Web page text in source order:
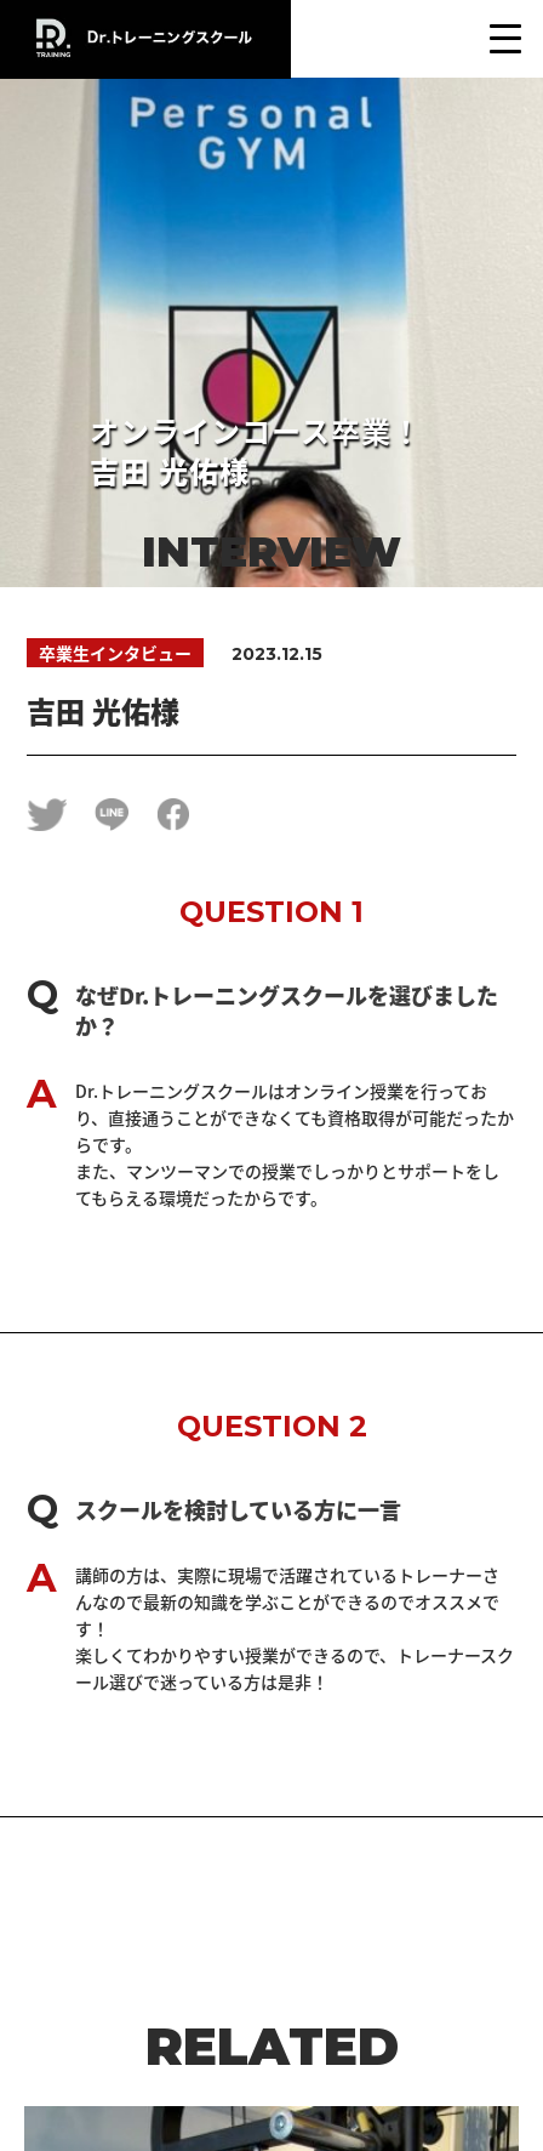
INTERVIEW
オンラインコース卒業！
吉田 光佑様
卒業生インタビュー 2023.12.15
吉田 光佑様
QUESTION 1
なぜDr.トレーニングスクールを選びました
か？
Dr.トレーニングスクールはオンライン授業を行ってお
り、直接通うことができなくても資格取得が可能だったか
らです。
また、マンツーマンでの授業でしっかりとサポートをし
てもらえる環境だったからです。
QUESTION 2
スクールを検討している方に一言
講師の方は、実際に現場で活躍されているトレーナーさ
んなので最新の知識を学ぶことができるのでオススメで
す！
楽しくてわかりやすい授業ができるので、トレーナースク
ール選びで迷っている方は是非！
RELATED